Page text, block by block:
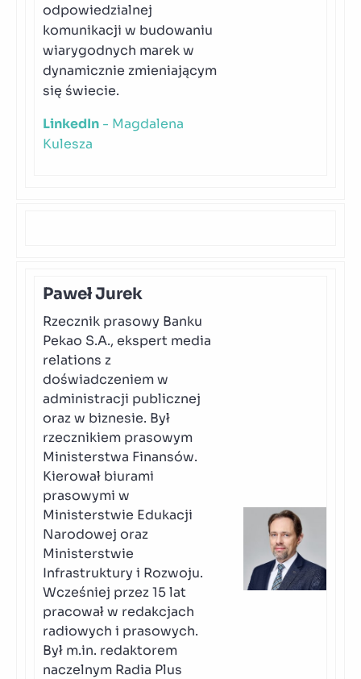
odpowiedzialnej
komunikacji w budowaniu
wiarygodnych marek w
dynamicznie zmieniającym
się świecie.
LinkedIn - Magdalena
Kulesza
Paweł Jurek
Rzecznik prasowy Banku
Pekao S.A., ekspert media
relations z
doświadczeniem w
administracji publicznej
oraz w biznesie. Był
rzecznikiem prasowym
Ministerstwa Finansów.
Kierował biurami
prasowymi w
Ministerstwie Edukacji
Narodowej oraz
Ministerstwie
Infrastruktury i Rozwoju.
Wcześniej przez 15 lat
pracował w redakcjach
radiowych i prasowych.
Był m.in. redaktorem
naczelnym Radia Plus